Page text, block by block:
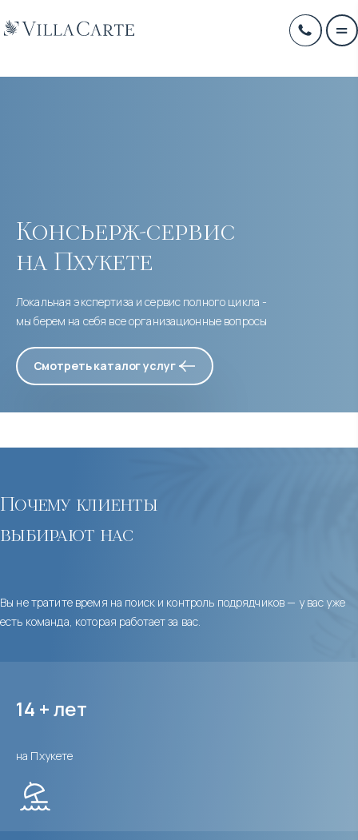
Консьерж-сервис
на Пхукете
Локальная экспертиза и сервис полного цикла -
мы берем на себя все организационные вопросы
Смотреть каталог услуг
Почему клиенты
выбирают нас
Вы не тратите время на поиск и контроль подрядчиков — у вас уже
есть команда, которая работает за вас.
14 + лет
на Пхукете